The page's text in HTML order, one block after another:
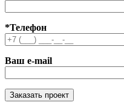
*Телефон
Ваш e-mail